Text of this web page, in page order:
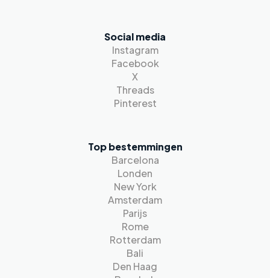
Social media
Instagram
Facebook
X
Threads
Pinterest
Top bestemmingen
Barcelona
Londen
New York
Amsterdam
Parijs
Rome
Rotterdam
Bali
Den Haag